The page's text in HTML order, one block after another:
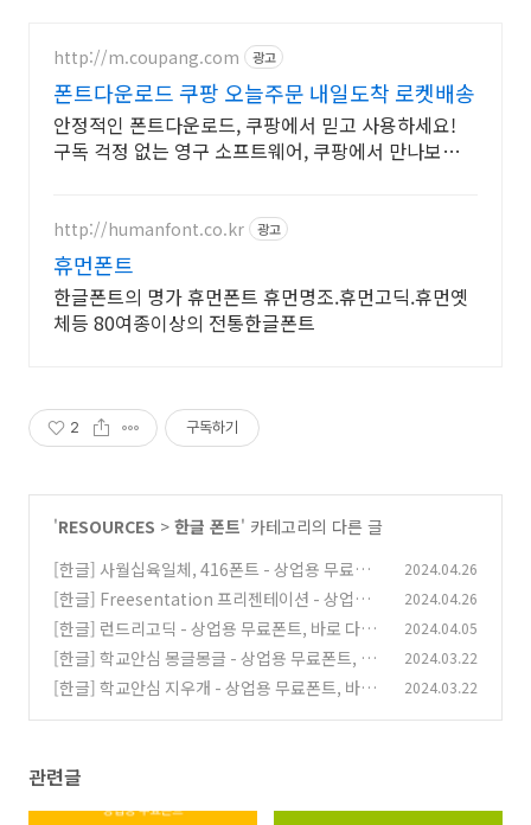
http://m.coupang.com 광고
폰트다운로드 쿠팡 오늘주문 내일도착 로켓배송
안정적인 폰트다운로드, 쿠팡에서 믿고 사용하세요!
구독 걱정 없는 영구 소프트웨어, 쿠팡에서 만나보세
http://humanfont.co.kr 광고
휴먼폰트
한글폰트의 명가 휴먼폰트 휴먼명조.휴먼고딕.휴먼옛
체등 80여종이상의 전통한글폰트
2 구독하기
'RESOURCES > 한글 폰트' 카테고리의 다른 글
[한글] 사월십육일체, 416폰트 - 상업용 무료폰
트, 바로 다운로드 ⬇︎
(0)
2024.04.26
[한글] Freesentation 프리젠테이션 - 상업용
무료폰트, 바로 다운로드 ⬇︎
(0)
2024.04.26
[한글] 런드리고딕 - 상업용 무료폰트, 바로 다운
로드 ⬇︎ (0)
2024.04.05
[한글] 학교안심 몽글몽글 - 상업용 무료폰트, 바
로 다운로드 ⬇︎
(0)
2024.03.22
[한글] 학교안심 지우개 - 상업용 무료폰트, 바로
2024.03.22
관련글